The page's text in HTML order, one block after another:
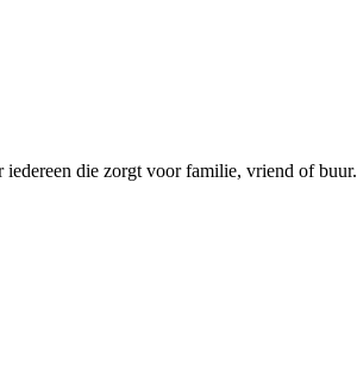
die zorgt voor familie, vriend of buur.